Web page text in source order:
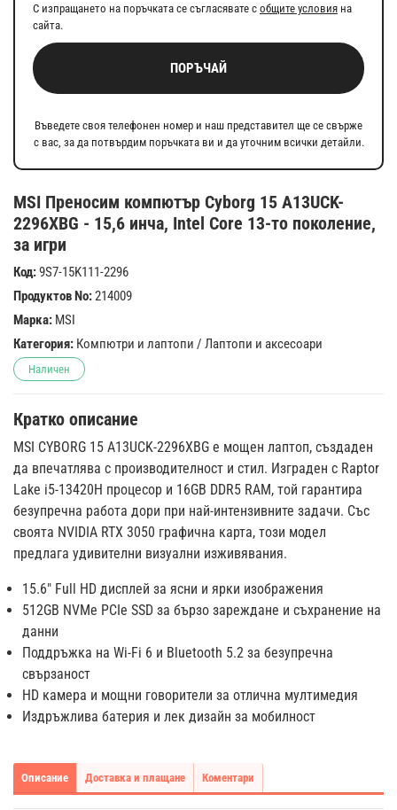
MSI Преносим компютър Cyborg 15 A13UCK-
2296XBG - 15,6 инча, Intel Core 13-то поколение,
за игри
Код:9S7-15K111-2296
Продуктов No:214009
Марка: MSI
Категория: Компютри и лаптопи / Лаптопи и аксесоари
Наличен
Кратко описание
MSI CYBORG 15 A13UCK-2296XBG е мощен лаптоп, създаден
да впечатлява с производителност и стил. Изграден с Raptor
Lake i5-13420H процесор и 16GB DDR5 RAM, той гарантира
безупречна работа дори при най-интензивните задачи. Със
своята NVIDIA RTX 3050 графична карта, този модел
предлага удивителни визуални изживявания.
15.6" Full HD дисплей за ясни и ярки изображения
512GB NVMe PCIe SSD за бързо зареждане и съхранение на
данни
Поддръжка на Wi-Fi 6 и Bluetooth 5.2 за безупречна
свързаност
HD камера и мощни говорители за отлична мултимедия
Издръжлива батерия и лек дизайн за мобилност
С изпращането на поръчката се съгласявате с общите условия на
сайта.
ПОРЪЧАЙ
Въведете своя телефонен номер и наш представител ще се свърже
с вас, за да потвърдим поръчката ви и да уточним всички детайли.
Описание Доставка и плащане Коментари